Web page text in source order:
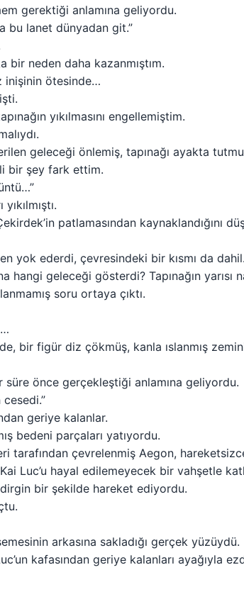
gerektiği anlamına geliyordu.
bu lanet dünyadan git.”
bir neden daha kazanmıştım.
inişinin ötesinde…
yıkılmasını engellemiştim.
geleceği önlemiş, tapınağı ayakta
bir şey fark ettim.
patlamasından kaynaklandığını
yok ederdi, çevresindeki bir kısmı da dahil.
geleceği gösterdi? Tapınağın yarısı
soru ortaya çıktı.
bir figür diz çökmüş, kanla ıslanmış
süre önce gerçekleştiği anlamına geliyordu.
geriye kalanlar.
bedeni parçaları yatıyordu.
tarafından çevrelenmiş Aegon,
Luc’u hayal edilemeyecek bir vahşetle
bir şekilde hareket ediyordu.
arkasına sakladığı gerçek yüzüydü.
kafasından geriye kalanları ayağıyla